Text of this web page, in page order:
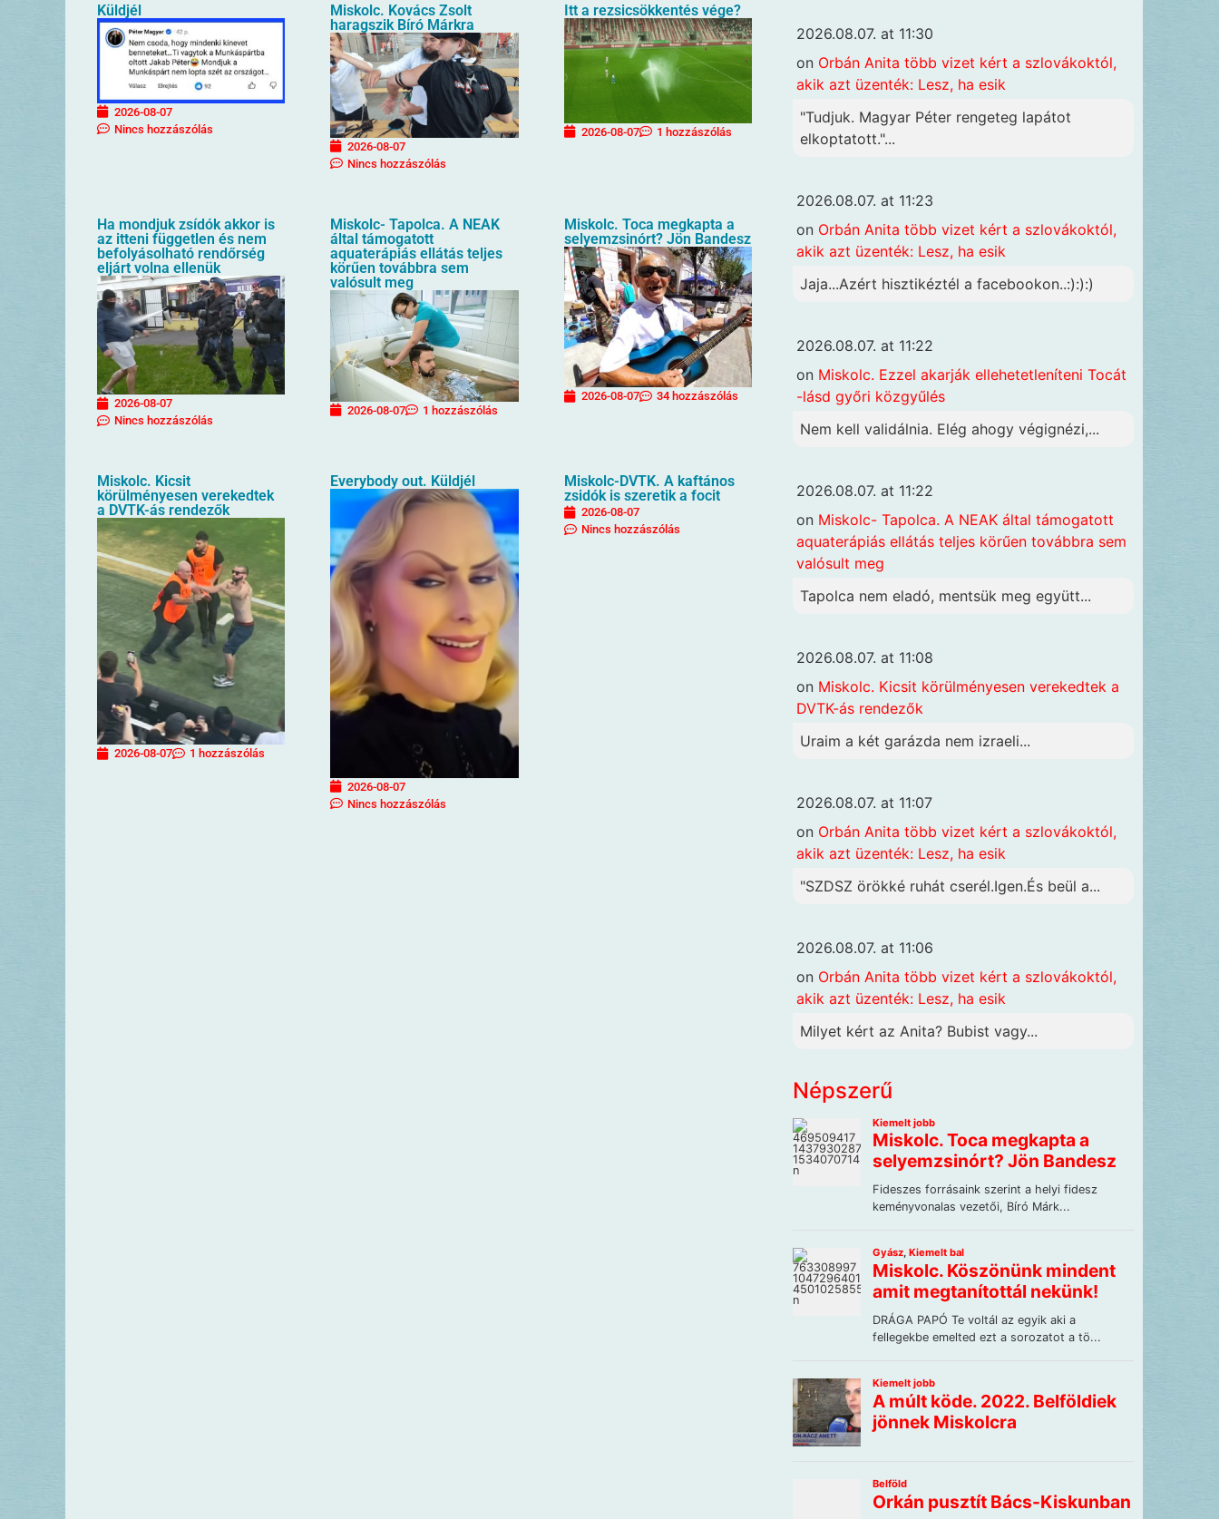
Küldjél
2026-08-07
Nincs hozzászólás
Miskolc. Kovács Zsolt
haragszik Bíró Márkra
2026-08-07
Nincs hozzászólás
Itt a rezsicsökkentés vége?
2026-08-07 1 hozzászólás
Ha mondjuk zsídók akkor is
az itteni független és nem
befolyásolható rendőrség
eljárt volna ellenük
2026-08-07
Nincs hozzászólás
Miskolc- Tapolca. A NEAK
által támogatott
aquaterápiás ellátás teljes
körűen továbbra sem
valósult meg
2026-08-07 1 hozzászólás
Miskolc. Toca megkapta a
selyemzsinórt? Jön Bandesz
2026-08-07 34 hozzászólás
Miskolc. Kicsit
körülményesen verekedtek
a DVTK-ás rendezők
2026-08-07 1 hozzászólás
Everybody out. Küldjél
2026-08-07
Nincs hozzászólás
Miskolc-DVTK. A kaftános
zsidók is szeretik a focit
2026-08-07
Nincs hozzászólás
2026.08.07. at 11:30
on Orbán Anita több vizet kért a szlovákoktól,
akik azt üzenték: Lesz, ha esik
"Tudjuk. Magyar Péter rengeteg lapátot
elkoptatott."...
2026.08.07. at 11:23
on Orbán Anita több vizet kért a szlovákoktól,
akik azt üzenték: Lesz, ha esik
Jaja...Azért hisztikéztél a facebookon..:):):)
2026.08.07. at 11:22
on Miskolc. Ezzel akarják ellehetetleníteni Tocát
-lásd győri közgyűlés
Nem kell validálnia. Elég ahogy végignézi,...
2026.08.07. at 11:22
on Miskolc- Tapolca. A NEAK által támogatott
aquaterápiás ellátás teljes körűen továbbra sem
valósult meg
Tapolca nem eladó, mentsük meg együtt...
2026.08.07. at 11:08
on Miskolc. Kicsit körülményesen verekedtek a
DVTK-ás rendezők
Uraim a két garázda nem izraeli...
2026.08.07. at 11:07
on Orbán Anita több vizet kért a szlovákoktól,
akik azt üzenték: Lesz, ha esik
"SZDSZ örökké ruhát cserél.Igen.És beül a...
2026.08.07. at 11:06
on Orbán Anita több vizet kért a szlovákoktól,
akik azt üzenték: Lesz, ha esik
Milyet kért az Anita? Bubist vagy...
Népszerű